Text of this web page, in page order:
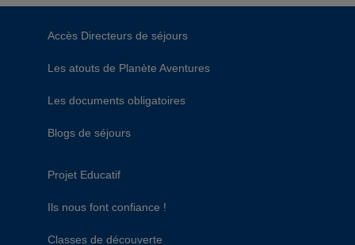
Accès Directeurs de séjours
Les atouts de Planète Aventures
Les documents obligatoires
Blogs de séjours
Projet Educatif
Ils nous font confiance !
Classes de découverte